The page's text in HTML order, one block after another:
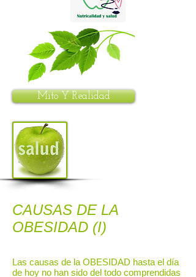
Mito Y Realidad
CAUSAS DE LA
OBESIDAD (I)
Las causas de la OBESIDAD hasta el día
de hoy no han sido del todo comprendidas